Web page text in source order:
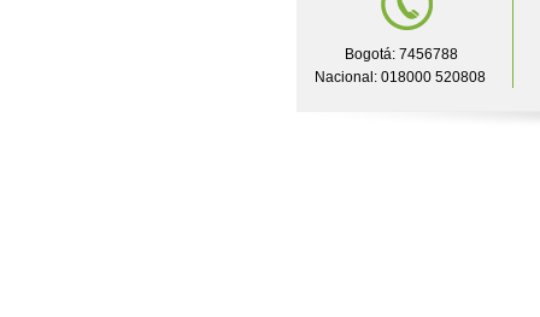
Bogotá: 7456788
Nacional: 018000 520808